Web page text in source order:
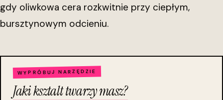
gdy oliwkowa cera rozkwitnie przy ciepłym,
bursztynowym odcieniu.
WYPRÓBUJ NARZĘDZIE
Jaki ksztalt twarzy masz?